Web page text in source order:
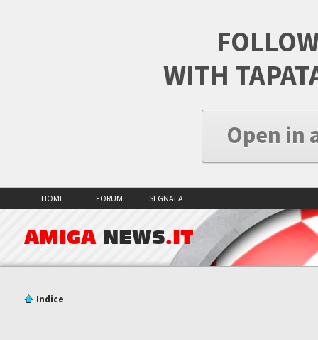
WITH
Open in
HOME FORUM SEGNALA
AMIGA NEWS.IT
Indice